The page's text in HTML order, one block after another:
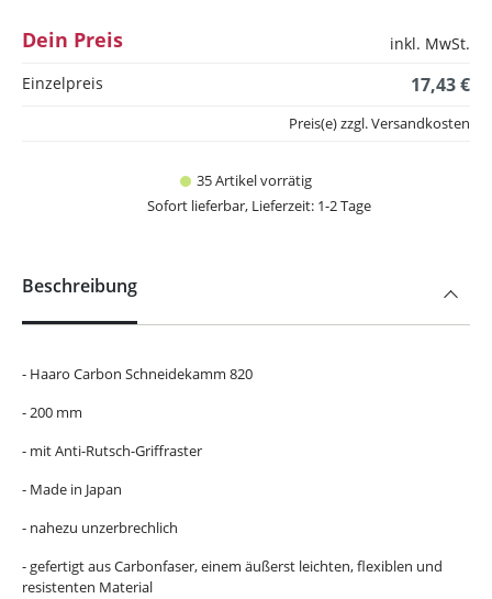
Dein Preis
inkl. MwSt.
Einzelpreis
17,43 €
35 Artikel vorrätig
Sofort lieferbar, Lieferzeit: 1-2 Tage
Preis(e) zzgl. Versandkosten
Beschreibung
- Haaro Carbon Schneidekamm 820
- 200 mm
- mit Anti-Rutsch-Griffraster
- Made in Japan
- nahezu unzerbrechlich
- gefertigt aus Carbonfaser, einem äußerst leichten, flexiblen und
resistenten Material